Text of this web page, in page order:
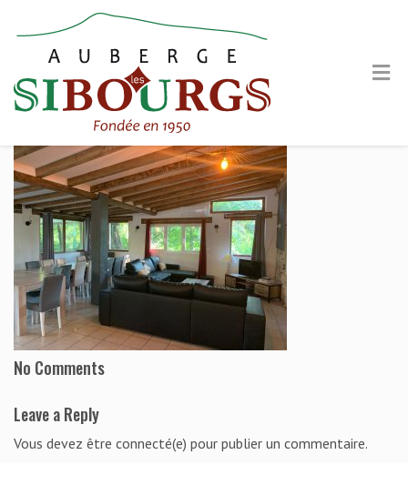
No Comments
Leave a Reply
Vous devez être connecté(e) pour publier un commentaire.